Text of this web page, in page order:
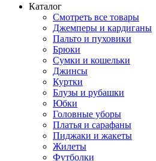
Каталог
Смотреть все товары
Джемперы и кардиганы
Пальто и пуховики
Брюки
Сумки и кошельки
Джинсы
Куртки
Блузы и рубашки
Юбки
Головные уборы
Платья и сарафаны
Пиджаки и жакеты
Жилеты
Футболки